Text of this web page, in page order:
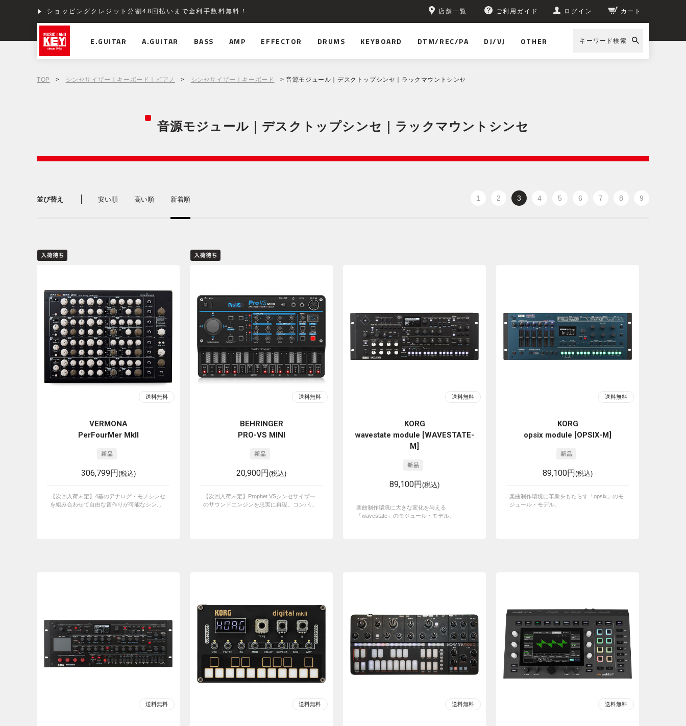
ショッピングクレジット分割48回払いまで金利手数料無料！ 店舗一覧 ご利用ガイド ログイン カート
E.GUITAR A.GUITAR BASS AMP EFFECTOR DRUMS KEYBOARD DTM/REC/PA DJ/VJ OTHER キーワード検索
TOP > シンセサイザー｜キーボード｜ピアノ > シンセサイザー｜キーボード > 音源モジュール｜デスクトップシンセ｜ラックマウントシンセ
音源モジュール｜デスクトップシンセ｜ラックマウントシンセ
並び替え 安い順 高い順 新着順 1 2 3 4 5 6 7 8 9
VERMONA
PerFourMer MkII
306,799円(税込)
【次回入荷未定】4基のアナログ・モノシンセ
を組み合わせて自由な音作りが可能なシン...
BEHRINGER
PRO-VS MINI
20,900円(税込)
【次回入荷未定】Prophet VSシンセサイザー
のサウンドエンジンを忠実に再現。コンパ...
KORG
wavestate module [WAVESTATE-
M]
89,100円(税込)
楽曲制作環境に大きな変化を与える
「wavestate」のモジュール・モデル。
KORG
opsix module [OPSIX-M]
89,100円(税込)
楽曲制作環境に革新をもたらす「opsix」のモ
ジュール・モデル。